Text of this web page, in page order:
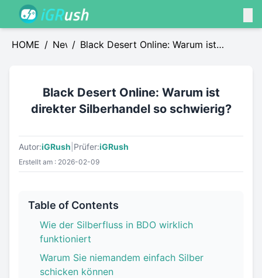
HOME / News
/ Black Desert Online: Warum ist
Black Desert Online: Warum ist
direkter Silberhandel so schwierig?
Autor:iGRush Prüfer:iGRush
Erstellt am : 2026-02-09
Table of Contents
Wie der Silberfluss in BDO wirklich
funktioniert
Warum Sie niemandem einfach Silber
schicken können